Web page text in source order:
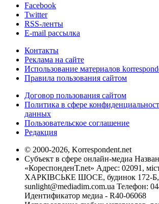
Facebook
Twitter
RSS-ленты
E-mail рассылка
Контакты
Реклама на сайте
Использование материалов
Правила пользования сайтом
Договор пользования сайтом
Политика в сфере
данных
Пользовательское соглашение
Редакция
© 2000-2026, Korrespondent.net
Субъект в сфере онлайн-медиа
«КореспонденТ.net» Адрес: 02091,
ХАРКІВСЬКЕ ШОСЕ, будинок 172-Б,
sunlight@mediadim.com.ua Телефон:
Идентификатор медиа - R40-06068